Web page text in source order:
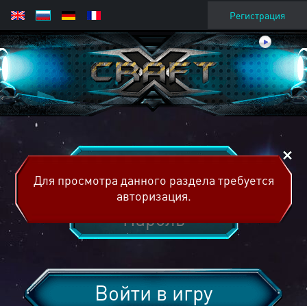
Регистрация
Войти в игру
Для просмотра данного раздела требуется
авторизация.